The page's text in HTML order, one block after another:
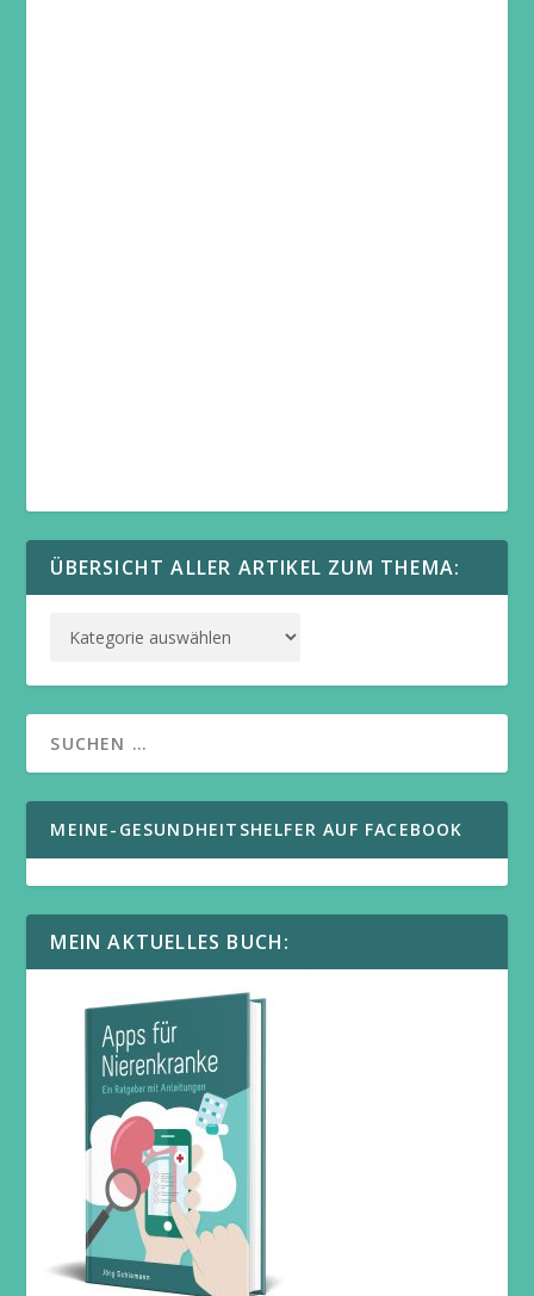
ÜBERSICHT ALLER ARTIKEL ZUM THEMA:
MEINE-GESUNDHEITSHELFER AUF FACEBOOK
MEIN AKTUELLES BUCH: